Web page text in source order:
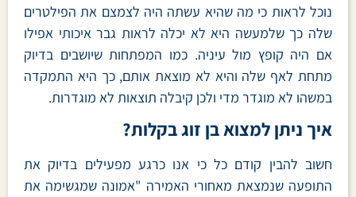
נוכל לראות כי מה שהיא עשתה היה לצמצם את הפילטרים
שלה כך שלמעשה היא לא יכלה לראות גבר איכותי אפילו
אם היה קופץ מול עיניה. כמו המפתחות שיושבים בדיוק
מתחת לאף שלה והיא לא מוצאת אותם, כך היא התמקדה
במשהו לא מוגדר מדי ולכן קיבלה תוצאות לא מוגדרות.
איך ניתן למצוא בן זוג בקלות?
חשוב להבין קודם כל כי אנו כרגע מפעילים בדיוק את
התופעה שנמצאת מאחורי האמירה "אמונה שמגשימה את